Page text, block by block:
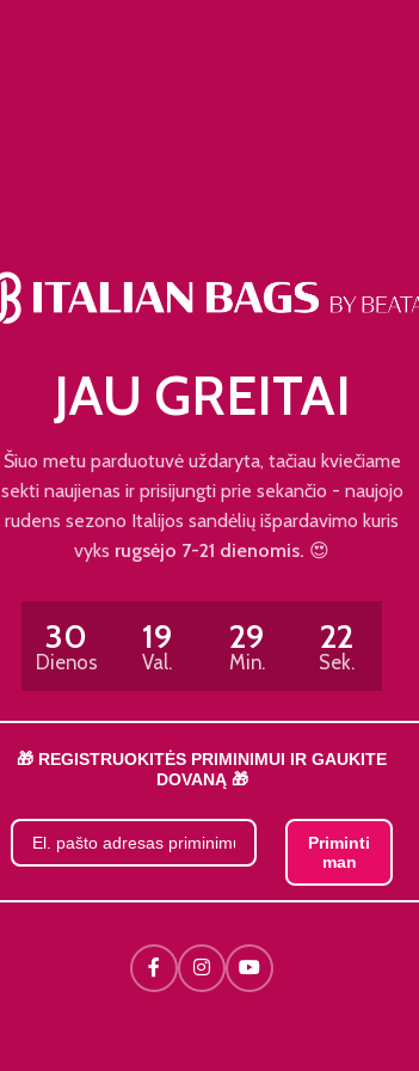
JAU GREITAI
Šiuo metu parduotuvė uždaryta, tačiau kviečiame
sekti naujienas ir prisijungti prie sekančio - naujojo
rudens sezono Italijos sandėlių išpardavimo kuris
vyks rugsėjo 7-21 dienomis. 😍
30
Dienos
19
Val.
29
Min.
21
Sek.
🎁 REGISTRUOKITĖS PRIMINIMUI IR GAUKITE
DOVANĄ 🎁
Priminti
man